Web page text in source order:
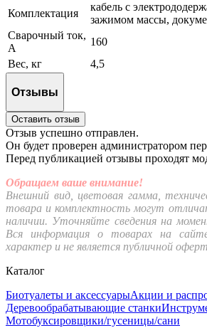
Комплектация
кабель с
зажимом массы,
Сварочный ток,
А
160
Вес, кг
4,5
Отзывы
Оставить отзыв
Отзыв успешно отправлен.
Он будет проверен администратором
Перед публикацией отзывы проходят
Обращаем ваше внимание!
Внешний вид, цветовая гамма,
товара и комплектность могут
наличии. Уточняйте сведения на
Вся информация о товарах на
характер и не является публичной
Каталог
Биотуалеты и аксессуарыАкции и
Деревообрабатывающие станки
Мотобуксировщики/гусеницы/сани